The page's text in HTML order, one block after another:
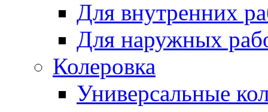
Для внутренних
Для наружных
Колеровка
Универсальные